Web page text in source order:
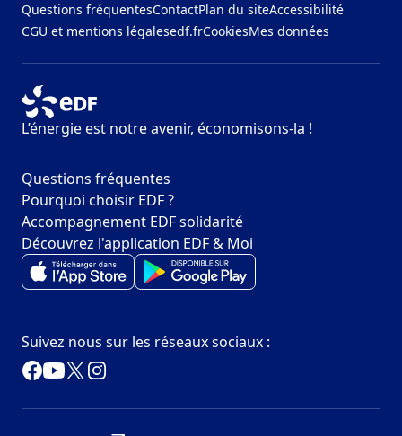
Questions fréquentesContactPlan du siteAccessibilité
CGU et mentions légalesedf.frCookiesMes données
L’énergie est notre avenir, économisons-la !
Questions fréquentes
Pourquoi choisir EDF ?
Accompagnement EDF solidarité
Découvrez l'application EDF & Moi
Suivez nous sur les réseaux sociaux :